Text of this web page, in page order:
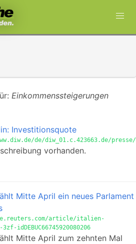
Einkommenssteigerungen
Investitionsquote
de/diw_01.c.423663.de/
vorhanden.
Mitte April ein neues Parlament
article/italien-
idDEBUC66745920080206
Mitte April zum zehnten Mal